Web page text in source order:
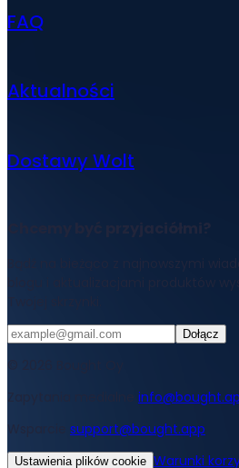
FAQ
Aktualności
Dostawy Wolt
Dołącz
support@bought.app
Ustawienia plików cookie Warunki